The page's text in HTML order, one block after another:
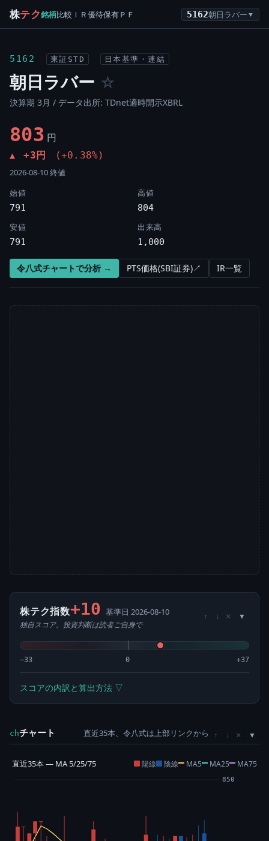
株テク銘柄比較 ＩＲ優待保有ＰＦ 5162朝日ラバー ▼
5162 東証STD 日本基準・連結
朝日ラバー ☆
決算期 3月 / データ出所: TDnet適時開示XBRL
803 円
▲ +3円 (+0.38%)
2026-08-10 終値
始値
791
高値
804
安値
791
出来高
1,000
令八式チャートで分析 → PTS価格(SBI証券)↗ IR一覧
株テク指数+10 基準日 2026-08-10
独自スコア。投資判断は読者ご自身で
↑ ↓ ×
−33 0 +37
スコアの内訳と算出方法 ▽
chチャート 直近35本、令八式は上部リンクから ↑ ↓ ×
直近35本 — MA 5/25/75 陽線 陰線 MA5 MA25 MA75
850